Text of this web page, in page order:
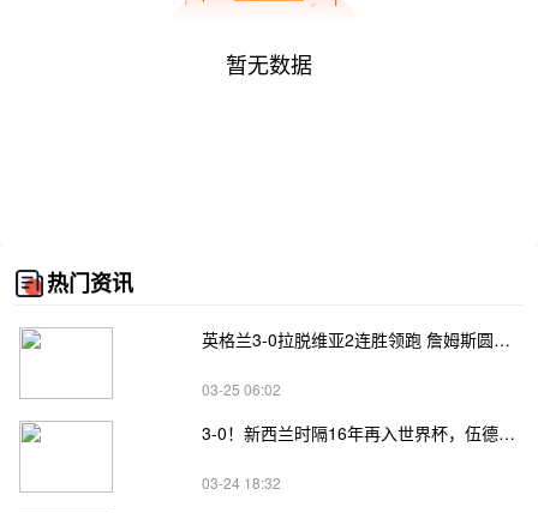
暂无数据
热门资讯
英格兰3-0拉脱维亚2连胜领跑 詹姆斯圆月弯刀凯恩埃泽建功
03-25 06:02
3-0！新西兰时隔16年再入世界杯，伍德将二度征战
03-24 18:32